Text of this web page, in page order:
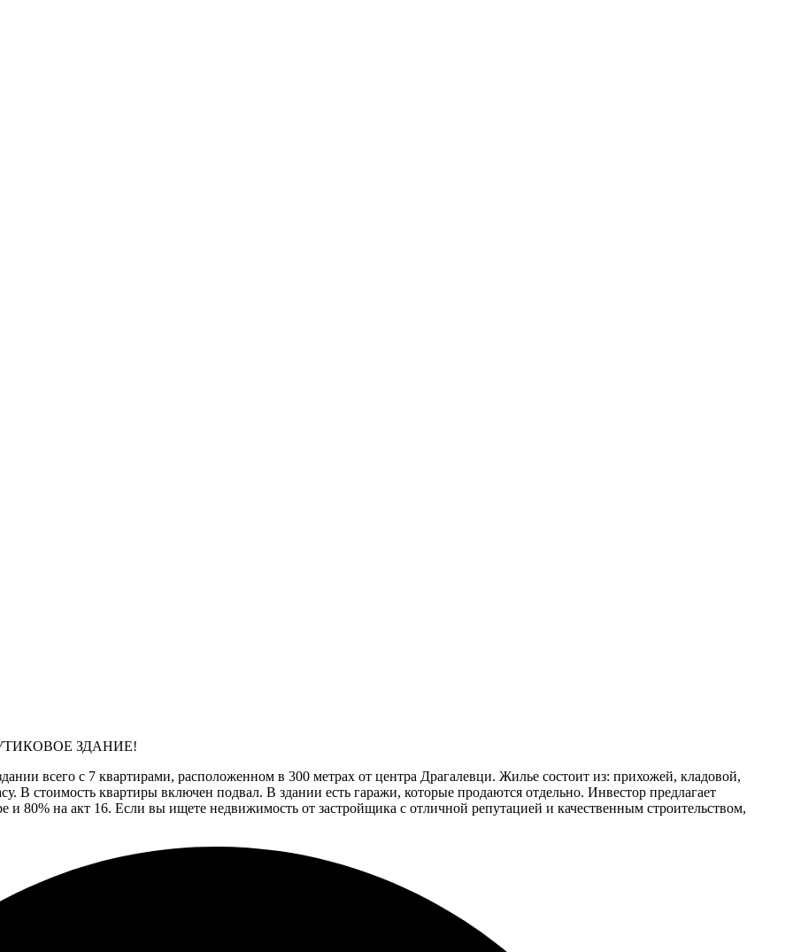
ЗДАНИЕ!
всего с 7 квартирами, расположенном в 300 метрах от центра Драгалевци. Жилье состоит из: прихожей, кладовой,
В стоимость квартиры включен подвал. В здании есть гаражи, которые продаются отдельно. Инвестор предлагает
и 80% на акт 16. Если вы ищете недвижимость от застройщика с отличной репутацией и качественным строительством,